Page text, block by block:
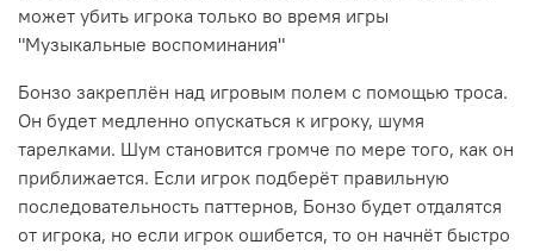
может убить игрока только во время игры
"Музыкальные воспоминания"
Бонзо закреплён над игровым полем с помощью троса.
Он будет медленно опускаться к игроку, шумя
тарелками. Шум становится громче по мере того, как он
приближается. Если игрок подберёт правильную
последовательность паттернов, Бонзо будет отдалятся
от игрока, но если игрок ошибется, то он начнёт быстро